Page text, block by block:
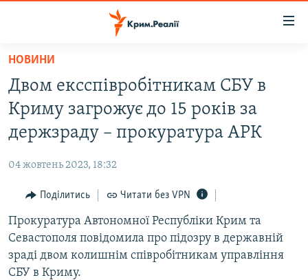
Перейти
основного
матеріалу
Перейти
до
основної
Перейти
пошуку
ВОДА.КРИМ
ВІДЕО ТА ФОТО
БЛОГИ
ПОГЛЯД
ІНТЕРВ'Ю
СПЕЦПРОЕКТИ
НОВИНИ
Двом ексспівробітникам СБУ в
Криму загрожує до 15 років за
держзраду – прокуратура АРК
04 жовтень 2023, 18:32
Поділитись Читати без VPN
Прокуратура Автономної Республіки Крим та
Севастополя повідомила про підозру в державній
зраді двом колишнім співробітникам управління
СБУ в Криму.